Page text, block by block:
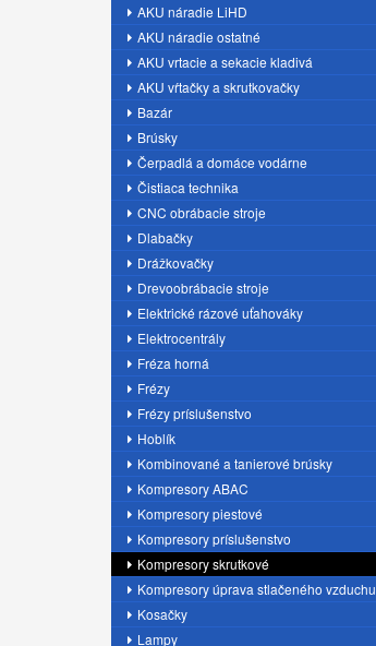
AKU náradie LiHD
AKU náradie ostatné
AKU vrtacie a sekacie kladivá
AKU vŕtačky a skrutkovačky
Bazár
Brúsky
Čerpadlá a domáce vodárne
Čistiaca technika
CNC obrábacie stroje
Dlabačky
Drážkovačky
Drevoobrábacie stroje
Elektrické rázové uťahováky
Elektrocentrály
Fréza horná
Frézy
Frézy príslušenstvo
Hoblík
Kombinované a tanierové brúsky
Kompresory ABAC
Kompresory piestové
Kompresory príslušenstvo
Kompresory skrutkové
Kompresory úprava stlačeného vzduchu
Kosačky
Lampy